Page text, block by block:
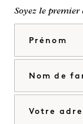
Soyez le premier